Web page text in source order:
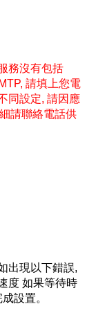
務沒有包括
請填上您電
同設定, 請因應
請聯絡電話供
出現以下錯誤,
度 如果等待時
設置。